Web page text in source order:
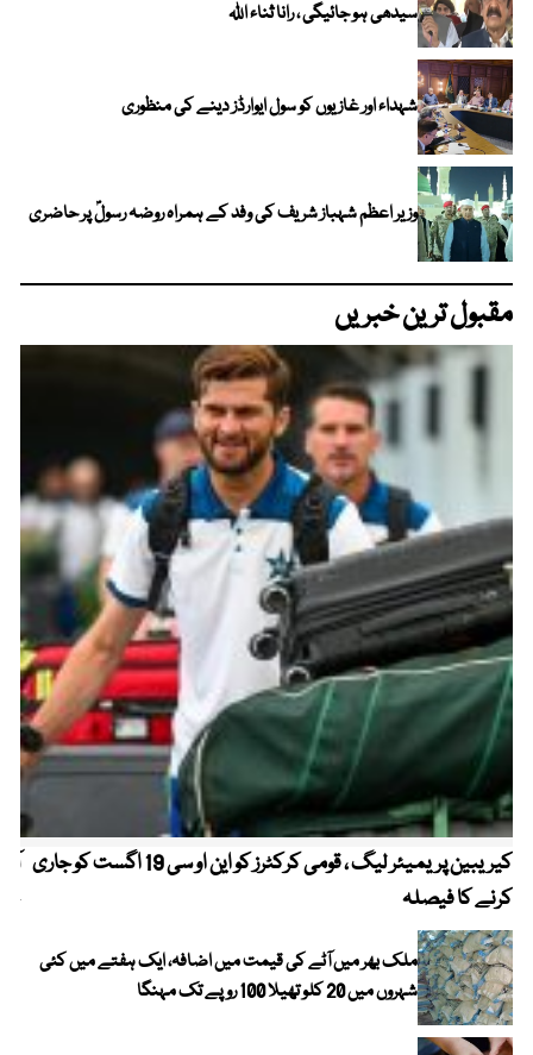
سیدھی ہو جائیگی ، رانا ثناء اللہ
شہداء اور غازیوں کو سول ایوارڈز دینے کی منظوری
وزیر اعظم شہباز شریف کی وفد کے ہمراہ روضہ رسولؐ پر حاضری
مقبول ترین خبریں
کیریبین پریمیئر لیگ ، قومی کرکٹرز کو این او سی 19 اگست کو جاری
کرنے کا فیصلہ
ملک بھر میں آٹے کی قیمت میں اضافہ، ایک ہفتے میں کئی
شہروں میں 20 کلو تھیلا 100 روپے تک مہنگا